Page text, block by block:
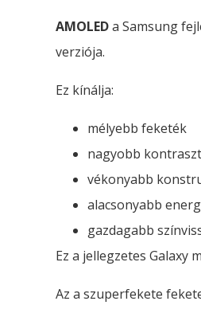
AMOLEDa Samsung
verziója.
Ez kínálja:
mélyebb feketék
nagyobb kontraszt
vékonyabb
alacsonyabb
gazdagabb
Ez a jellegzetes Galaxy
Az a szuperfekete